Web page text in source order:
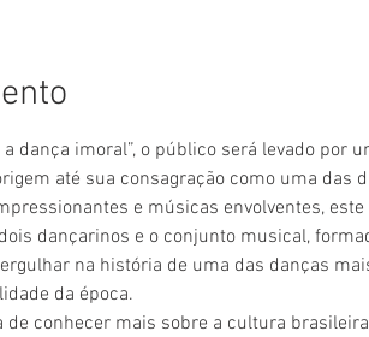
a dança imoral”, o público será levado por
até sua consagração como uma das
e músicas envolventes,
dançarinos e o conjunto musical,
na história de uma das danças
da época.
de conhecer mais sobre a cultura